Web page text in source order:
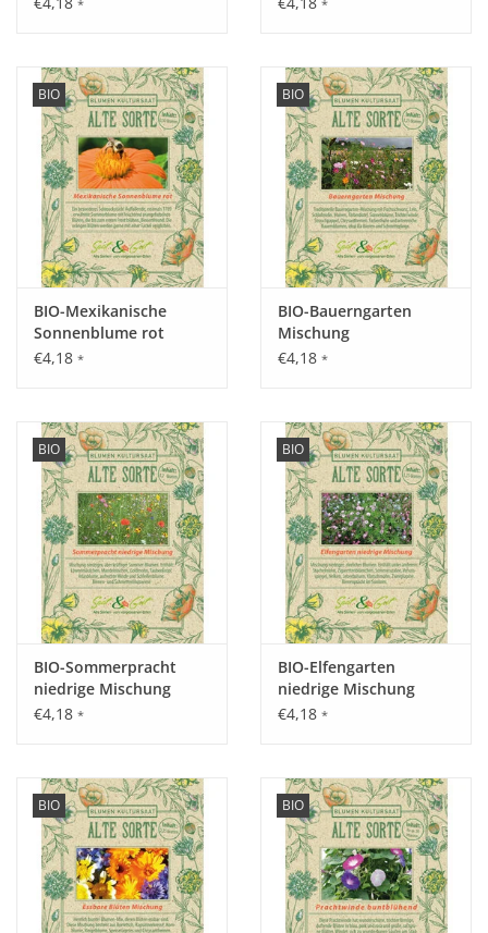
Aussaat:
Im März Vorzucht drinnen oder ab April - Mai breitwürfig
oder in Reihen an Ort und Stelle.
Keimung:
2 – 3 Wochen nach der Aussaat bei einer optimalen
Temperatur von 16 – 18 °C.
Abstand 60 x 40 cm, die Pflanze benötigt eine Stütze.
Saattiefe: 1 - 2 cm.
Standort:
Sonnig, kalkneutraler, mäßig feuchter Boden, anspruchslos.
Ernte / Blüte:
Juli bis September.
Verwendung:
Das blühende Kraut wird geschnitten, gehäckselt und
getrocknet. Es wird verwendet als Malventee bei
Erkältungskrankheiten und bei Entzündungen im Magen-,
Darm-, Mund- und Rachenbereich.
* *
BIO
BIO-Mexikanische
Sonnenblume rot
€4,18 *
BIO
BIO-Bauerngarten
Mischung
€4,18 *
BIO
BIO-Sommerpracht
niedrige Mischung
€4,18 *
BIO
BIO-Elfengarten
niedrige Mischung
€4,18 *
BIO BIO